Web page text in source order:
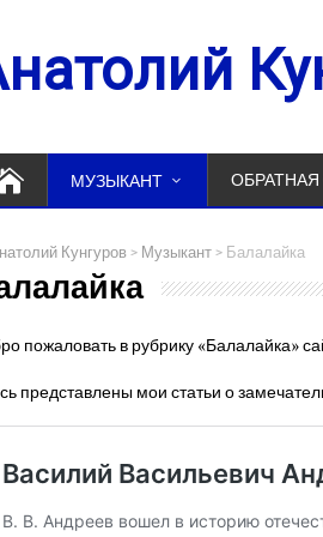
МУЗЫКАНТ ОБРАТНАЯ
Кунгуров > Музыкант > Балалайка
пожаловать в рубрику «Балалайка»
представлены мои статьи о